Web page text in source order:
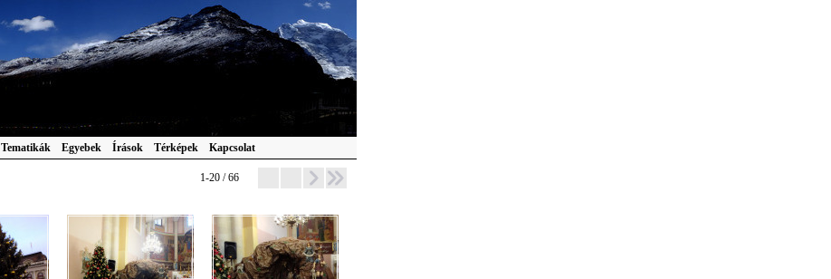
Tematikák Egyebek Írások Térképek Kapcsolat
1-20 / 66